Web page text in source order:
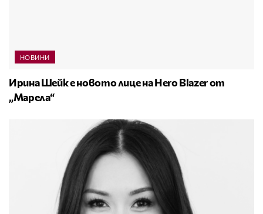
НОВИНИ
Ирина Шейк е новото лице на Hero Blazer от
„Марела“